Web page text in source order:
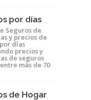
por días
Seguros de
y precios de
días
precios y
de seguros
más de 70
de Hogar